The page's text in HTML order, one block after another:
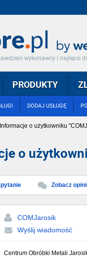
wykonawcy i najlepsi
DODAJ USŁUGĘ
PRODUKTY
Informacje o użytkowniku
o
Zobacz
COMJarosik
Wyślij wiadomość
Centrum Obróbki Metali